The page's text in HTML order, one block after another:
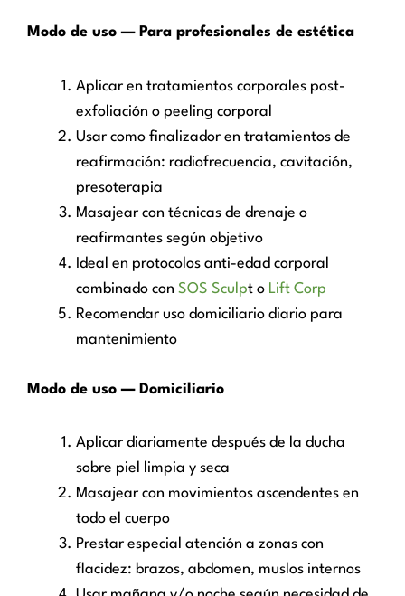
Modo de uso — Para profesionales de estética
Aplicar en tratamientos corporales post-
exfoliación o peeling corporal
Usar como finalizador en tratamientos de
reafirmación: radiofrecuencia, cavitación,
presoterapia
Masajear con técnicas de drenaje o
reafirmantes según objetivo
Ideal en protocolos anti-edad corporal
combinado con SOS Sculpt o Lift Corp
Recomendar uso domiciliario diario para
mantenimiento
Modo de uso — Domiciliario
Aplicar diariamente después de la ducha
sobre piel limpia y seca
Masajear con movimientos ascendentes en
todo el cuerpo
Prestar especial atención a zonas con
flacidez: brazos, abdomen, muslos internos